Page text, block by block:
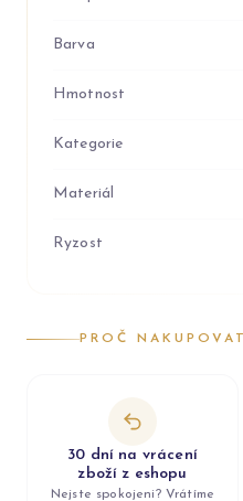
Barva
Hmotnost
Kategorie
Materiál
Ryzost
PROČ
30 dní na vrácení
zboží z eshopu
Nejste spokojeni? Vrátíme